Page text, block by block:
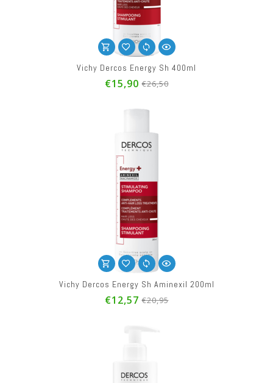
Vichy Dercos Energy Sh 400ml
€15,90 €26,50
Vichy Dercos Energy Sh Aminexil 200ml
€12,57 €20,95